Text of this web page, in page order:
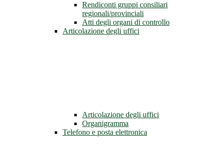
Rendiconti gruppi consiliari
regionali/provinciali
Atti degli organi di controllo
Articolazione degli uffici
Articolazione degli uffici
Organigramma
Telefono e posta elettronica